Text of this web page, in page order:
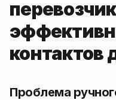
контактов
Проблема